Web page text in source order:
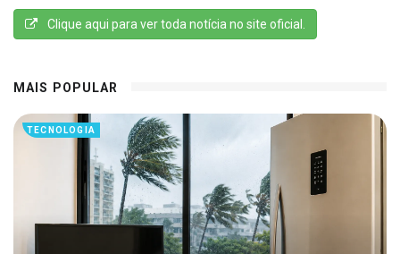
Clique aqui para ver toda notícia no site oficial.
MAIS POPULAR
TECNOLOGIA